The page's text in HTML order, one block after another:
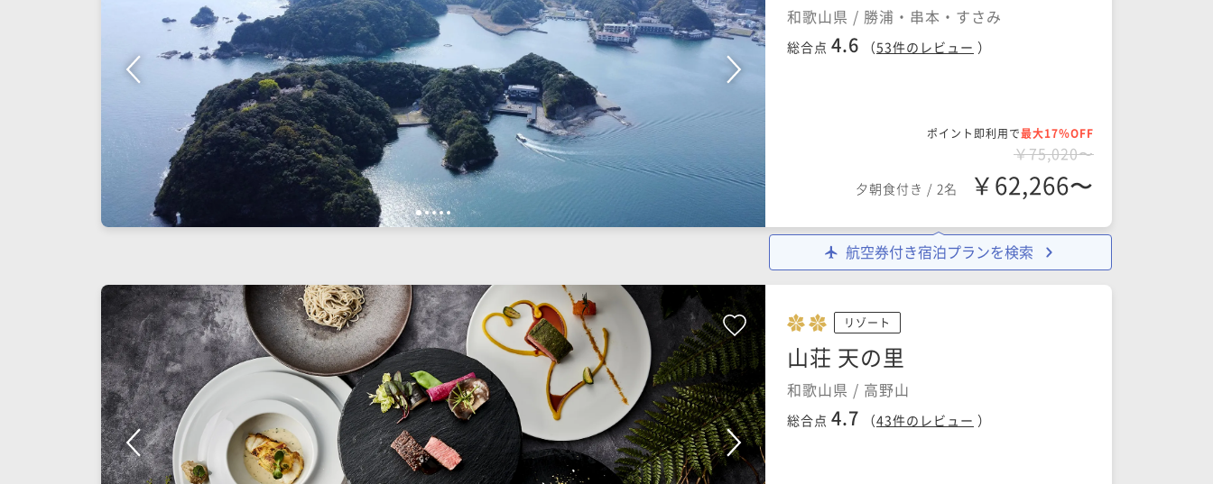
1 2345
和歌山県 / 勝浦・串本・すさみ
総合点 4.6 （53件のレビュー ）
ポイント即利用で最大17％OFF
￥75,020〜
夕朝食付き / 2名 ￥62,266〜
航空券付き宿泊プランを検索
リゾート
山荘 天の里
和歌山県 / 高野山
総合点 4.7 （43件のレビュー ）